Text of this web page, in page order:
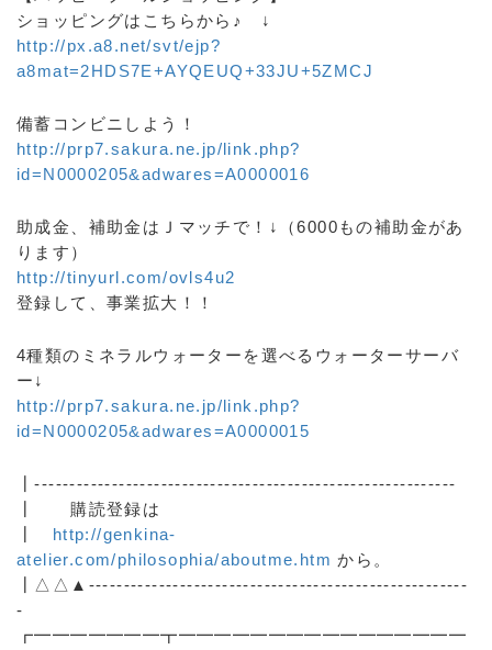
ショッピングはこちらから♪ ↓
http://px.a8.net/svt/ejp?
a8mat=2HDS7E+AYQEUQ+33JU+5ZMCJ
備蓄コンビニしよう！
http://prp7.sakura.ne.jp/link.php?
id=N0000205&adwares=A0000016
助成金、補助金はＪマッチで！↓（6000もの補助金があ
ります）
http://tinyurl.com/ovls4u2
登録して、事業拡大！！
4種類のミネラルウォーターを選べるウォーターサーバ
ー↓
http://prp7.sakura.ne.jp/link.php?
id=N0000205&adwares=A0000015
┃------------------------------------------------------------
┃ 購読登録は
http://genkina-
atelier.com/philosophia/aboutme.htm から。
┃△△▲------------------------------------------------------
-
┏━━━━━━━┳━━━━━━━━━━━━━━━━